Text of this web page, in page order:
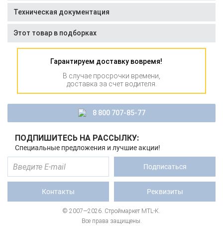
Техническая документация
Этот товар в подборках
Гарантируем доставку вовремя!
В случае просрочки времени,
доставка за счет водителя.
8 800 707-85-77
ПОДПИШИТЕСЬ НА РАССЫЛКУ:
Специальные предложения и лучшие акции!
Подписаться
Контакты Реквизиты
© 2007—2026. Строймаркет MTL-K.
Все права защищены.